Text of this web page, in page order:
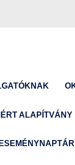
ALAPÍTVÁNY
ESEMÉNYNAPTÁR